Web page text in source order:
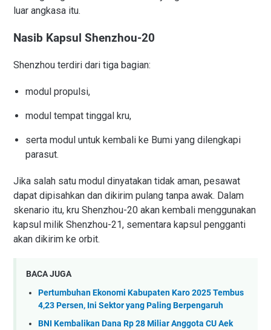
luar angkasa itu.
Nasib Kapsul Shenzhou-20
Shenzhou terdiri dari tiga bagian:
modul propulsi,
modul tempat tinggal kru,
serta modul untuk kembali ke Bumi yang dilengkapi
parasut.
Jika salah satu modul dinyatakan tidak aman, pesawat
dapat dipisahkan dan dikirim pulang tanpa awak. Dalam
skenario itu, kru Shenzhou-20 akan kembali menggunakan
kapsul milik Shenzhou-21, sementara kapsul pengganti
akan dikirim ke orbit.
BACA JUGA
Pertumbuhan Ekonomi Kabupaten Karo 2025 Tembus
4,23 Persen, Ini Sektor yang Paling Berpengaruh
BNI Kembalikan Dana Rp 28 Miliar Anggota CU Aek